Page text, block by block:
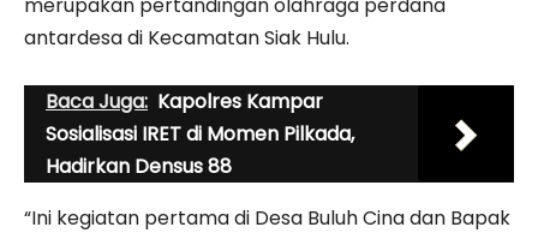
antardesa di Kecamatan Siak Hulu.
Baca Juga: Kapolres Kampar
Sosialisasi IRET di Momen Pilkada,
Hadirkan Densus 88
“Ini kegiatan pertama di Desa Buluh Cina dan Bapak